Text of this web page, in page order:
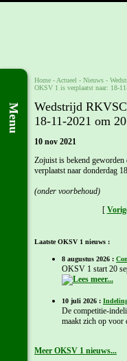
Menu
Home - Actueel - Nieuws -
OKSV 1 is verplaatst naar: 18-
Wedstrijd
18-11-2021 om
10 nov 2021
Zojuist is bekend
verplaatst naar donderdag
(onder voorbehoud)
[
Laatste OKSV 1 nieuws :
8 augustus 2026 :
OKSV 1 start 20
10 juli 2026 :
De competitie-
maakt zich op voor
Meer OKSV 1 nieuws...